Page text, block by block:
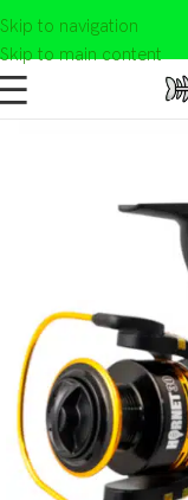
Skip to navigation
Skip to main content